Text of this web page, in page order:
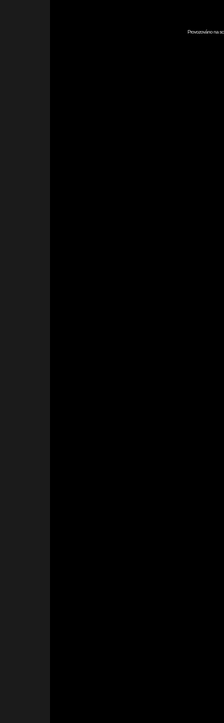
Provozováno na